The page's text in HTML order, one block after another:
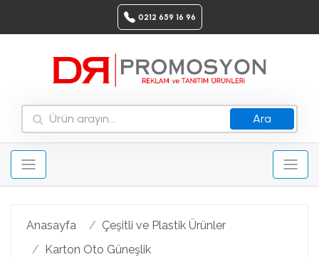
0212 659 16 96
Ara
Anasayfa
Çeşitli ve Plastik Ürünler
Karton Oto Güneşlik